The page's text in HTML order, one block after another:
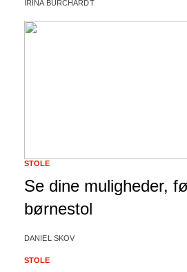
IRINA BURCHARDT
Se dine muligheder,
børnestol
STOLE
DANIEL SKOV
STOLE